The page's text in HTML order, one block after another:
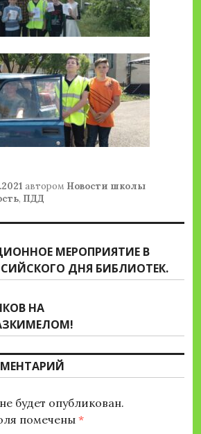
автором Новости школы
, ПДД
МЕРОПРИЯТИЕ В
ДНЯ БИБЛИОТЕК.
НА
будет опубликован.
помечены *